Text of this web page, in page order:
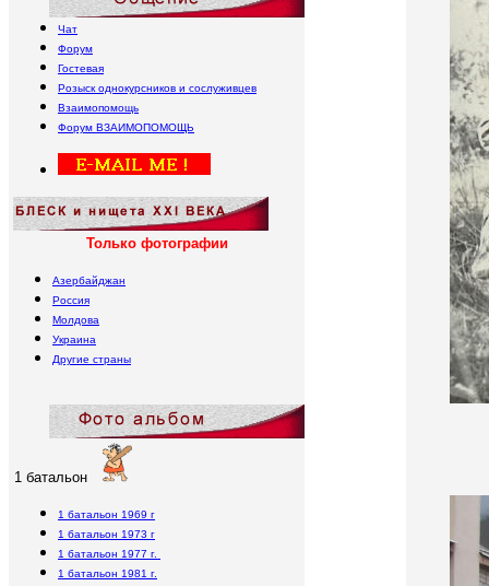
Чат
Форум
Гостевая
Розыск однокурсников и сослуживцев
Взаимопомощь
Форум ВЗАИМОПОМОЩЬ
Только фотографии
Азербайджан
Россия
Молдова
Украина
Другие страны
1 батальон
1 батальон 1969 г
1 батальон 1973 г
1 батальон 1977 г.
1 батальон 1981 г.